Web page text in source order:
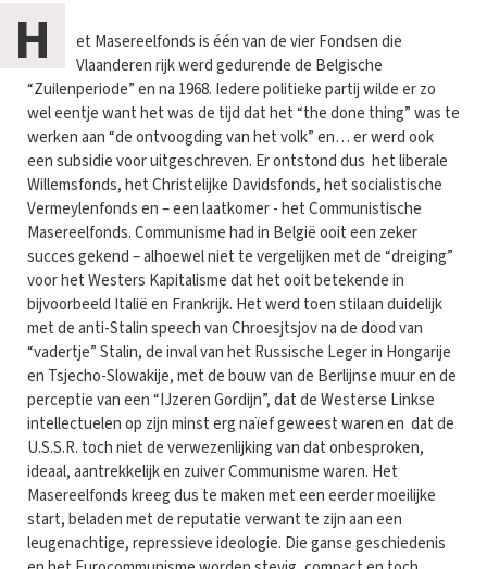
H
et Masereelfonds is één van de vier Fondsen die
Vlaanderen rijk werd gedurende de Belgische
“Zuilenperiode” en na 1968. Iedere politieke partij wilde er zo
wel eentje want het was de tijd dat het “the done thing” was te
werken aan “de ontvoogding van het volk” en… er werd ook
een subsidie voor uitgeschreven. Er ontstond dus het liberale
Willemsfonds, het Christelijke Davidsfonds, het socialistische
Vermeylenfonds en – een laatkomer - het Communistische
Masereelfonds. Communisme had in België ooit een zeker
succes gekend – alhoewel niet te vergelijken met de “dreiging”
voor het Westers Kapitalisme dat het ooit betekende in
bijvoorbeeld Italië en Frankrijk. Het werd toen stilaan duidelijk
met de anti-Stalin speech van Chroesjtsjov na de dood van
“vadertje” Stalin, de inval van het Russische Leger in Hongarije
en Tsjecho-Slowakije, met de bouw van de Berlijnse muur en de
perceptie van een “IJzeren Gordijn”, dat de Westerse Linkse
intellectuelen op zijn minst erg naïef geweest waren en dat de
U.S.S.R. toch niet de verwezenlijking van dat onbesproken,
ideaal, aantrekkelijk en zuiver Communisme waren. Het
Masereelfonds kreeg dus te maken met een eerder moeilijke
start, beladen met de reputatie verwant te zijn aan een
leugenachtige, repressieve ideologie. Die ganse geschiedenis